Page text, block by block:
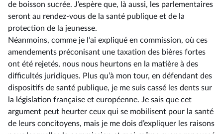
de boisson sucrée. J’espère que, là aussi, les parlementaires
seront au rendez-vous de la santé publique et de la
protection de la jeunesse.
Néanmoins, comme je l’ai expliqué en commission, où ces
amendements préconisant une taxation des bières fortes
ont été rejetés, nous nous heurtons en la matière à des
difficultés juridiques. Plus qu’à mon tour, en défendant des
dispositifs de santé publique, je me suis cassé les dents sur
la législation française et européenne. Je sais que cet
argument peut heurter ceux qui se mobilisent pour la santé
de leurs concitoyens, mais je me dois d’expliquer les raisons